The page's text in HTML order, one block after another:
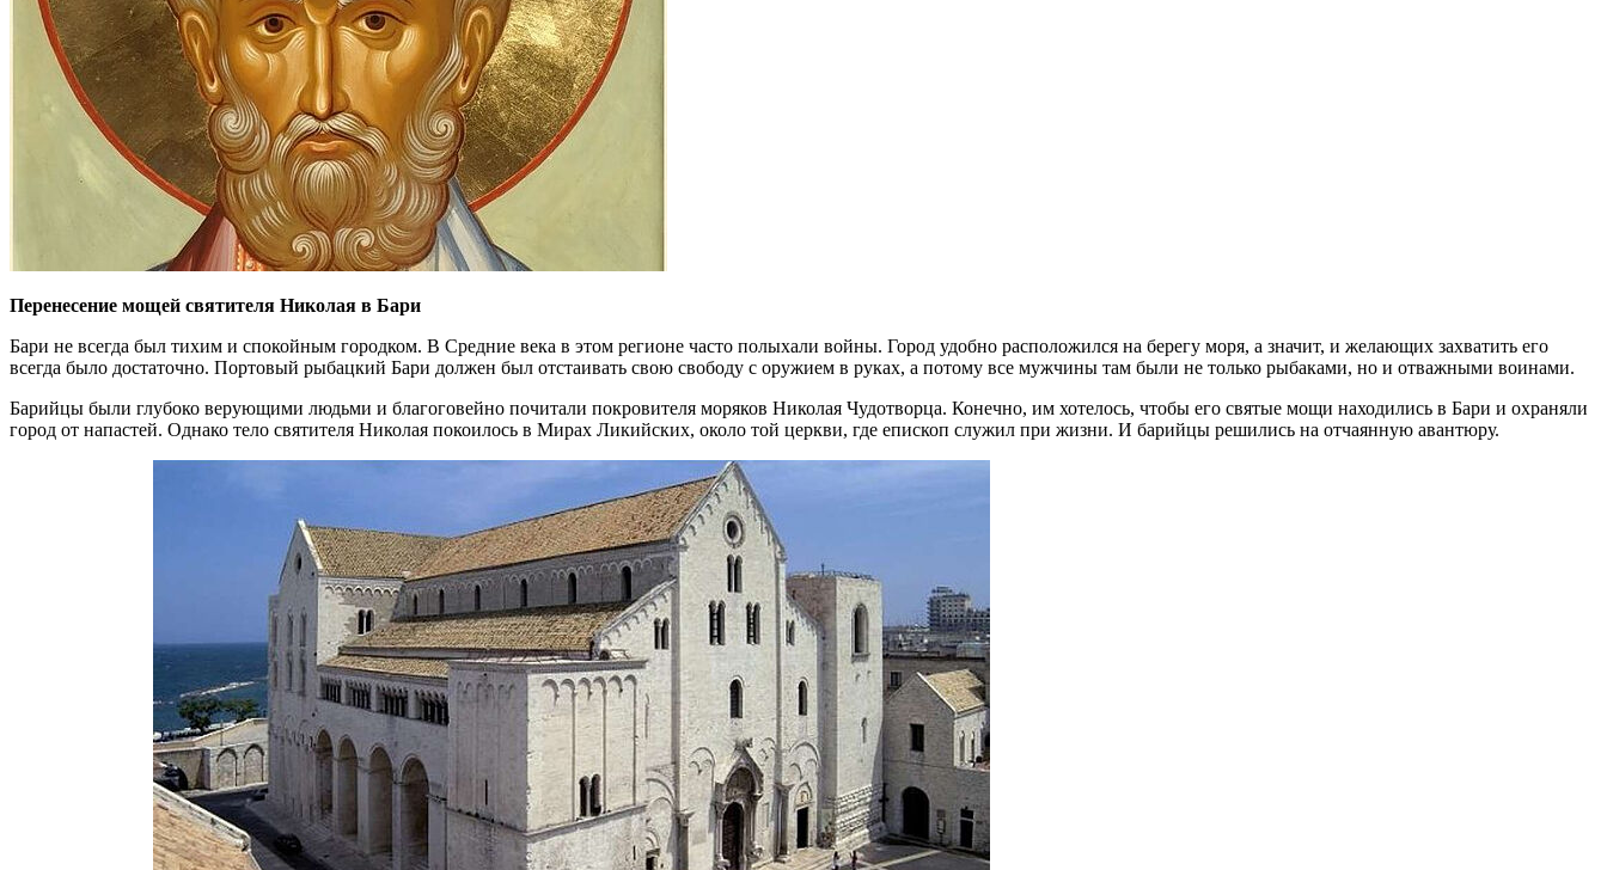
Перенесение мощей святителя Николая в Бари
Бари не всегда был тихим и спокойным городком. В Средние века в этом регионе часто полыхали войны. Город удобно расположился на берегу моря, а значит, и желающих захватить его
всегда было достаточно. Портовый рыбацкий Бари должен был отстаивать свою свободу с оружием в руках, а потому все мужчины там были не только рыбаками, но и отважными воинами.
Барийцы были глубоко верующими людьми и благоговейно почитали покровителя моряков Николая Чудотворца. Конечно, им хотелось, чтобы его святые мощи находились в Бари и охраняли
город от напастей. Однако тело святителя Николая покоилось в Мирах Ликийских, около той церкви, где епископ служил при жизни. И барийцы решились на отчаянную авантюру.